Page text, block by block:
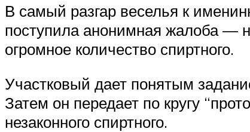
В самый разгар веселья к
поступила анонимная жалоба —
огромное количество спиртного.
Участковый дает понятым
Затем он передает по кругу
незаконного спиртного.